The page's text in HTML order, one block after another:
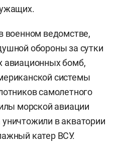
военном ведомстве,
обороны за сутки
авиационных бомб,
системы
самолетного
морской авиации
в акватории
катер ВСУ.